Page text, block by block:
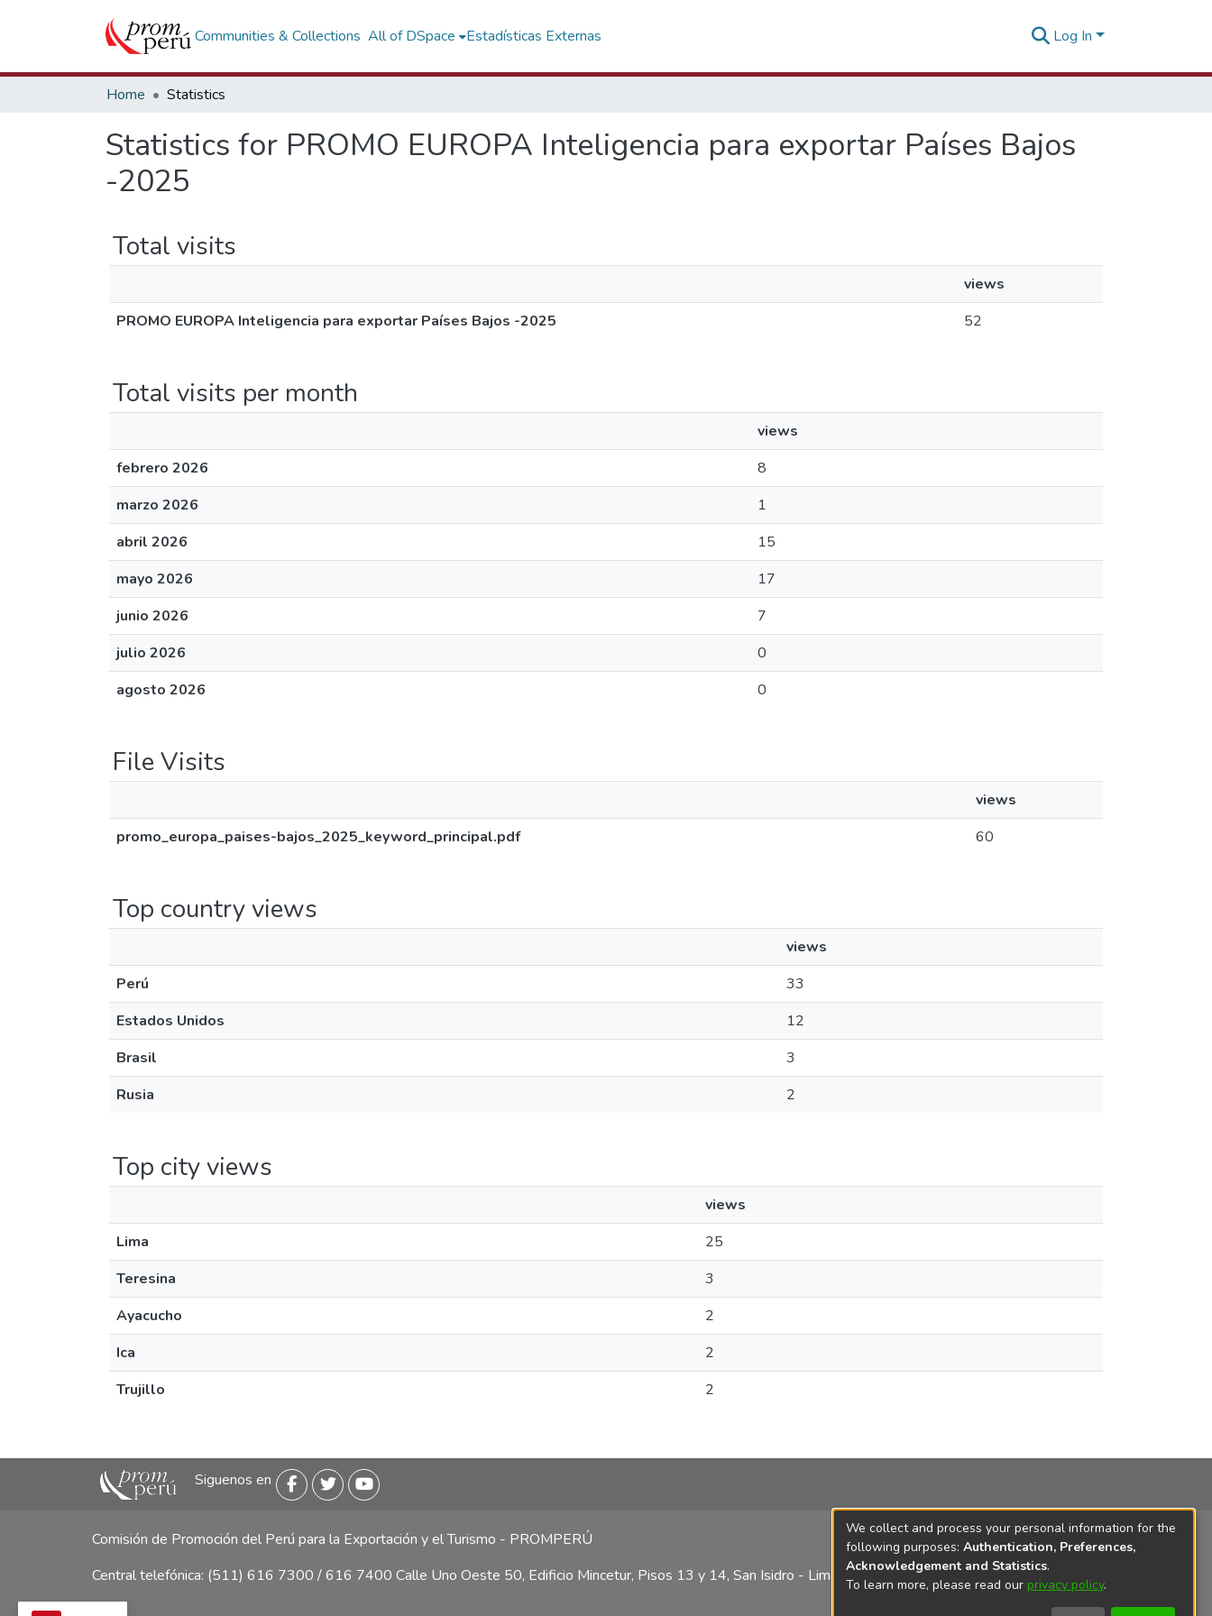
Communities & Collections All of DSpace Estadísticas Externas Log In
Home Statistics
Statistics for PROMO EUROPA Inteligencia para exportar Países Bajos
-2025
Total visits
views
PROMO EUROPA Inteligencia para exportar Países Bajos -2025
52
Total visits per month
views
febrero 2026
8
marzo 2026
1
abril 2026
15
mayo 2026
17
junio 2026
7
julio 2026
0
agosto 2026
0
File Visits
views
promo_europa_paises-bajos_2025_keyword_principal.pdf
60
Top country views
views
Perú
33
Estados Unidos
12
Brasil
3
Rusia
2
Top city views
views
Lima
25
Teresina
3
Ayacucho
2
Ica
2
Trujillo
2
Siguenos en
Comisión de Promoción del Perú para la Exportación y el Turismo - PROMPERÚ
Central telefónica: (511) 616 7300 / 616 7400 Calle Uno Oeste 50, Edificio Mincetur, Pisos 13 y 14, San Isidro - Lima
We collect and process your personal information for the
following purposes: Authentication, Preferences,
Acknowledgement and Statistics.
To learn more, please read our privacy policy.